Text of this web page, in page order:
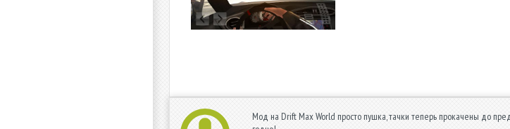
Мод на Drift Max World просто пушка, тачки теперь прокачены до